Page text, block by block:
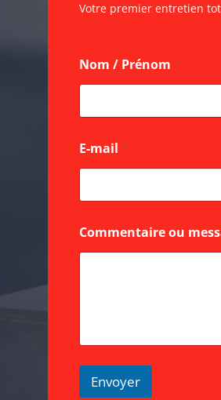
Votre premier entretien
Nom / Prénom *
E-mail *
o
u
Commentaire ou
Envoyer